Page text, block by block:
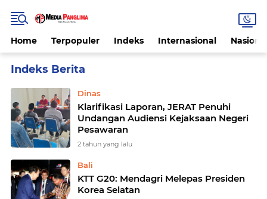
Home Terpopuler Indeks Internasional
Dinas
Klarifikasi Laporan, JERAT Penuhi
Undangan Audiensi Kejaksaan Negeri
Pesawaran
2 tahun yang lalu
Bali
KTT G20: Mendagri Melepas Presiden
Korea Selatan